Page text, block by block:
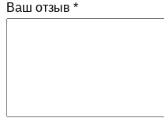
Ваш отзыв *